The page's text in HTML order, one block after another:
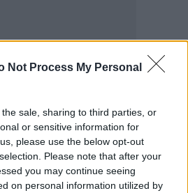
Not Process My Personal
sale, sharing to third parties, or
or sensitive information for
please use the below opt-out
Please note that after your
you may continue seeing
on personal information utilized by